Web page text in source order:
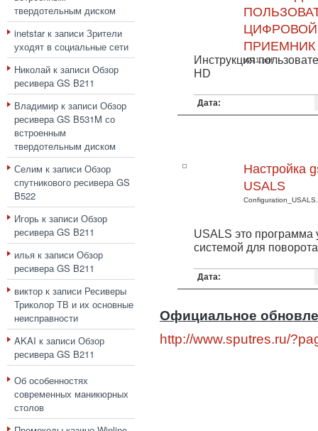
твердотельным диском
inetstarк записи Зрители
уходят в социальные сети
Николай к записи Обзор
ресивера GS B211
Владимир к записи Обзор
ресивера GS B531M со
встроенным
твердотельным диском
Селим к записи Обзор
спутникового ресивера GS
B522
Игорь к записи Обзор
ресивера GS B211
илья к записи Обзор
ресивера GS B211
виктор к записи Ресиверы
Триколор ТВ и их основные
неисправности
AKAI к записи Обзор
ресивера GS B211
Об особенностях
современных маникюрных
столов
ПРИЕМНИК
b211.pdf
Инструкция
HD
Дата:
Настройка
USALS
USALS это программа
системой для
Дата:
Официальное
http://www.sputres.ru/